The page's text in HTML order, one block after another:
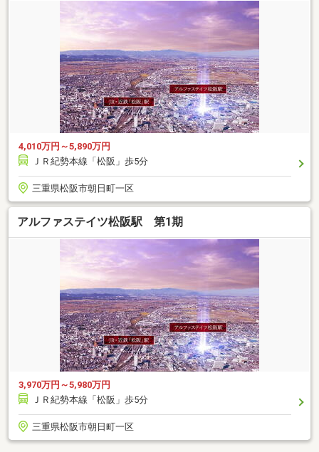
4,010万円～5,890万円
ＪＲ紀勢本線「松阪」歩5分
三重県松阪市朝日町一区
アルファステイツ松阪駅 第1期
3,970万円～5,980万円
ＪＲ紀勢本線「松阪」歩5分
三重県松阪市朝日町一区